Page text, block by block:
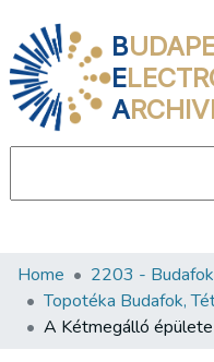
B
E
A
Communities &
All of DSpace
Home
2203 -
Topotéka Budafok,